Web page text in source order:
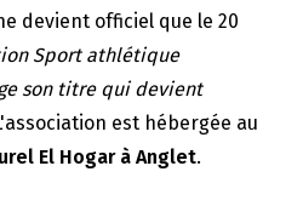
devient officiel que le 20
Sport athlétique
son titre qui devient
est hébergée au
El Hogar à Anglet.